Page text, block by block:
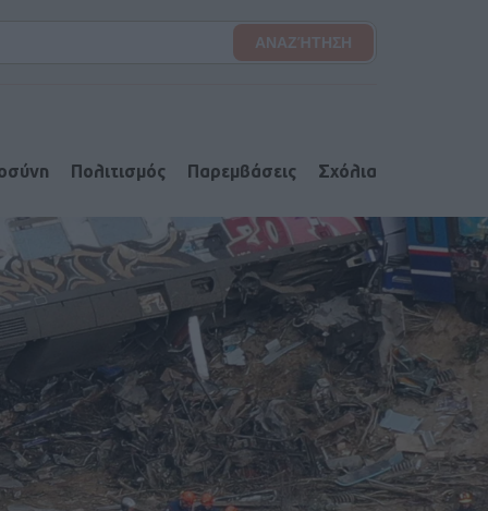
Πολιτισμός Παρεμβάσεις Σχόλια